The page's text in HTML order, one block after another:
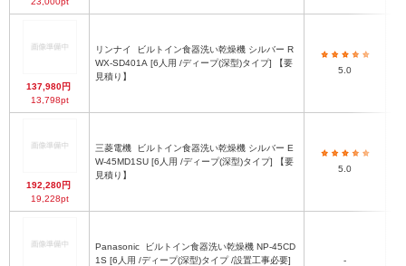
137,980円
13,798pt
リンナイ
WX-SD401A [6人用 /ディープ(深型)タイプ] 【要
見積り】
5.0
192,280円
19,228pt
三菱電機
W-45MD1SU [6人用 /ディープ(深型)タイプ] 【要
見積り】
5.0
Panasonic
1S [6人用 /ディープ(深型)タイプ /設置工事必要]
-